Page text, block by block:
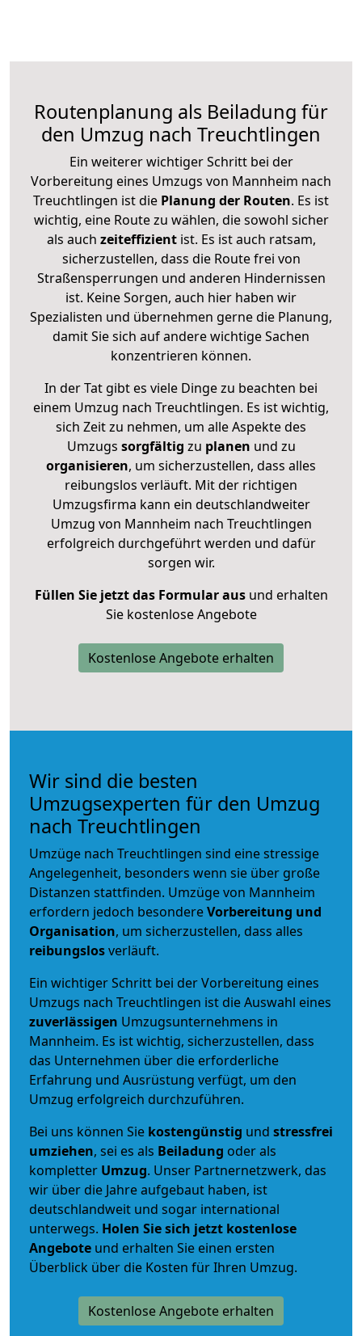
Routenplanung als Beiladung für
den Umzug nach Treuchtlingen
Ein weiterer wichtiger Schritt bei der
Vorbereitung eines Umzugs von Mannheim nach
Treuchtlingen ist die Planung der Routen. Es ist
wichtig, eine Route zu wählen, die sowohl sicher
als auch zeiteffizientist. Es ist auch ratsam,
sicherzustellen, dass die Route frei von
Straßensperrungen und anderen Hindernissen
ist. Keine Sorgen, auch hier haben wir
Spezialisten und übernehmen gerne die Planung,
damit Sie sich auf andere wichtige Sachen
konzentrieren können.
In der Tat gibt es viele Dinge zu beachten bei
einem Umzug nach Treuchtlingen. Es ist wichtig,
sich Zeit zu nehmen, um alle Aspekte des
Umzugs sorgfältig zu planen und zu
organisieren, um sicherzustellen, dass alles
reibungslos verläuft. Mit der richtigen
Umzugsfirma kann ein deutschlandweiter
Umzug von Mannheim nach Treuchtlingen
erfolgreich durchgeführt werden und dafür
sorgen wir.
Füllen Sie jetzt das Formular ausund erhalten
Sie kostenlose Angebote
Kostenlose Angebote erhalten
Wir sind die besten
Umzugsexperten für den Umzug
nach Treuchtlingen
Umzüge nach Treuchtlingen sind eine stressige
Angelegenheit, besonders wenn sie über große
Distanzen stattfinden. Umzüge von Mannheim
erfordern jedoch besondereVorbereitung und
Organisation, um sicherzustellen, dass alles
reibungslosverläuft.
Ein wichtiger Schritt bei der Vorbereitung eines
Umzugs nach Treuchtlingen ist die Auswahl eines
zuverlässigen Umzugsunternehmens in
Mannheim. Es ist wichtig, sicherzustellen, dass
das Unternehmen über die erforderliche
Erfahrung und Ausrüstung verfügt, um den
Umzug erfolgreich durchzuführen.
Bei uns können Sie kostengünstig und stressfrei
umziehen, sei es als Beiladung oder als
kompletter Umzug. Unser Partnernetzwerk, das
wir über die Jahre aufgebaut haben, ist
deutschlandweit und sogar international
unterwegs. Holen Sie sich jetzt kostenlose
Angebote und erhalten Sie einen ersten
Überblick über die Kosten für Ihren Umzug.
Kostenlose Angebote erhalten